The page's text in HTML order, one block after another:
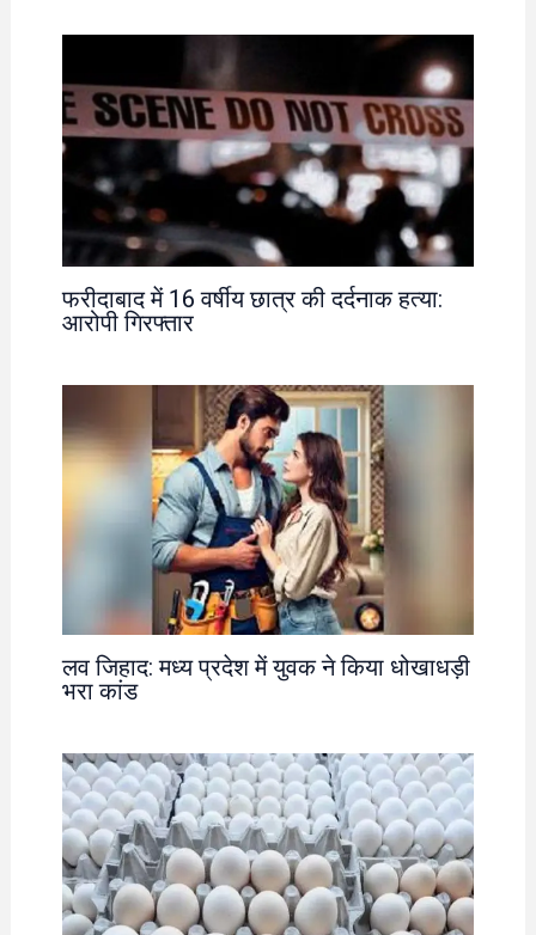
फरीदाबाद में 16 वर्षीय छात्र की दर्दनाक हत्या:
आरोपी गिरफ्तार
लव जिहाद: मध्य प्रदेश में युवक ने किया धोखाधड़ी
भरा कांड